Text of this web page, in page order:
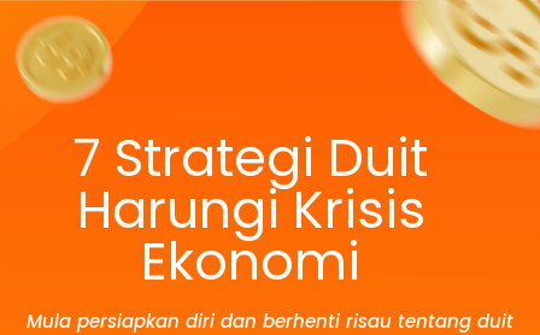
7 Strategi Duit
Harungi Krisis
Ekonomi
Mula persiapkan diri dan berhenti risau tentang duit